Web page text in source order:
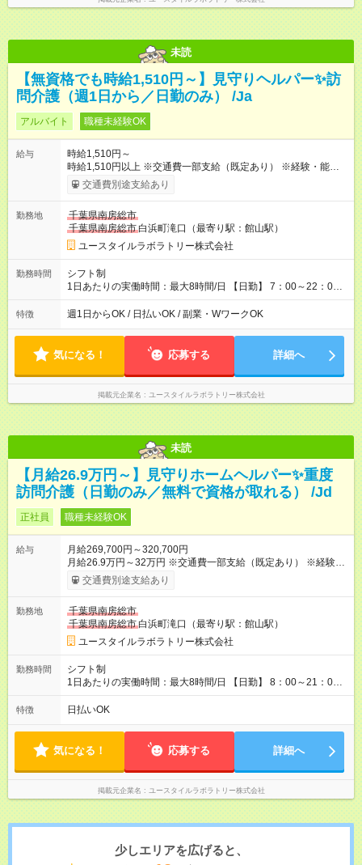
未読
【無資格でも時給1,510円～】見守りヘルパー✨訪
問介護（週1日から／日勤のみ） /Ja
アルバイト 職種未経験OK
給与
時給1,510円～
時給1,510円以上 ※交通費一部支給（既定あり） ※経験・能力を
考慮して決定します 【収入例】 週1回勤務の場合：1,510円×8時
間×4回=4万8,320円 週3回勤務の場合：1,510円×8時間×12回
1,600円 【試用期間】試用期間あり 試用期間の長さ：2ヶ月
※ 雇用形態と給与に、本採用時と異なる部分があります。 雇用
形態：本採用時と同じです。 給与：時給 1,140円以上
交通費別途支給あり
勤務地
千葉県南房総市
千葉県南房総市 白浜町滝口（最寄り駅：館山駅）
ユースタイルラボラトリー株式会社
勤務時間
シフト制
1日あたりの実働時間：最大8時間/日 【日勤】 7：00～22：00
の間で8時間勤務（休憩時間は法定通り） ※週1日～OK ／ 夜勤
なし ＊＊ 勤務時間例 ＊＊ ■8時から17時 ■9時から18時 ■10
定（毎週同じ曜日勤務）
特徴 週1日からOK / 日払いOK / 副業・WワークOK
気になる！ 応募する 詳細へ
掲載元企業名 ユースタイルラボラトリー株式会社
未読
【月給26.9万円～】見守りホームヘルパー✨重度
訪問介護（日勤のみ／無料で資格が取れる） /Jd
正社員 職種未経験OK
給与
月給269,700円～320,700円
月給26.9万円～32万円 ※交通費一部支給（既定あり） ※経験・
能力を考慮して決定します 【入社後のモデル月収（無資格・未
経験入社の場合）】 ［入社］ 無資格・未経験／月収23.1万円
年半］ ジュニアMGR／月収33.6万円 ［入社2年半］ マネー
ジャー／月収40万円以上 ※経験・能力等を考慮。 【試用期間】
試用期間あり 試用期間の長さ：2ヶ月 ※ 雇用形態と給与に、本
採用時と異なる部分があります。 雇用形態：本採用時と同じで
す。 給与：月給 231,700円 ～ 320,700円
交通費別途支給あり
勤務地
千葉県南房総市
千葉県南房総市 白浜町滝口（最寄り駅：館山駅）
ユースタイルラボラトリー株式会社
勤務時間
シフト制
1日あたりの実働時間：最大8時間/日 【日勤】 8：00～21：00
＊＊ 勤務時間例 ＊＊ ■8時から17時 ■9時から18時 ■10時か
ら19時 など ※上記の時間内で8時間勤務（休憩1時間）ご利用
（希望休あり）
特徴 日払いOK
気になる！ 応募する 詳細へ
掲載元企業名 ユースタイルラボラトリー株式会社
少しエリアを広げると、